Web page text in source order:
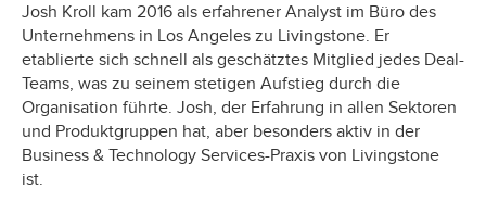
Josh Kroll kam 2016 als erfahrener Analyst im Büro des
Unternehmens in Los Angeles zu Livingstone. Er
etablierte sich schnell als geschätztes Mitglied jedes Deal-
Teams, was zu seinem stetigen Aufstieg durch die
Organisation führte. Josh, der Erfahrung in allen Sektoren
und Produktgruppen hat, aber besonders aktiv in der
Business & Technology Services-Praxis von Livingstone
ist.